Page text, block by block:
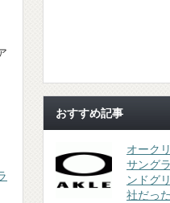
おすすめ記事
オーク
サング
ンドグ
社だっ